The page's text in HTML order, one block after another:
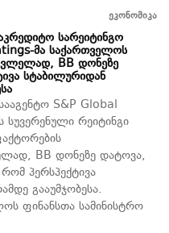
ეკონომიკა
სარეიტინგო
მა საქართველოს
BB დონეზე
სტაბილურიდან
S&P Global
რეიტინგი
BB დონეზე დატოვა,
პერსპექტივა
გააუმჯობესა.
ფინანსთა სამინისტრო